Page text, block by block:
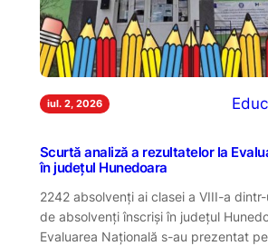
iul. 2, 2026
Scurtă analiză a rezultatelor la
în județul Hunedoara
2242 absolvenți ai clasei a VIII-a
de absolvenți înscriși în județul
Evaluarea Națională s-au prezentat